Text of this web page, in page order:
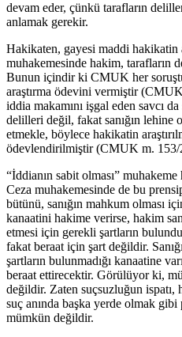
devam eder, çünkü tarafların
anlamak gerekir.
Hakikaten, gayesi maddi hakikatin
muhakemesinde hakim, tarafların
Bunun içindir ki CMUK her
araştırma ödevini vermiştir
iddia makamını işgal eden savcı
delilleri değil, fakat sanığın lehine
etmekle, böylece hakikatin
ödevlendirilmiştir (CMUK m. 153/
“İddianın sabit olması”
Ceza muhakemesinde de bu
bütünü, sanığın mahkum olması
kanaatini hakime verirse, hakim
etmesi için gerekli şartların
fakat beraat için şart değildir.
şartların bulunmadığı kanaatine
beraat ettirecektir. Görülüyor ki,
değildir. Zaten suçsuzluğun
suç anında başka yerde olmak
mümkün değildir.